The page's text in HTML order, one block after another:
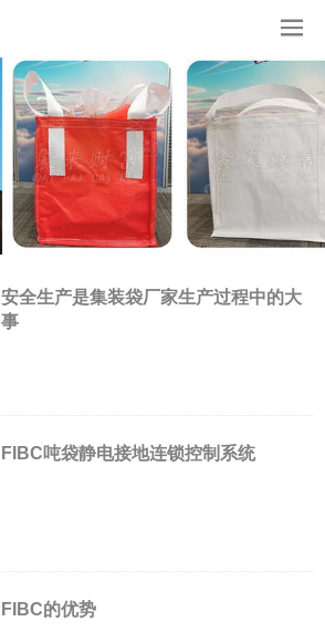
安全生产是集装袋厂家生产过程中的大
事
FIBC吨袋静电接地连锁控制系统
FIBC的优势